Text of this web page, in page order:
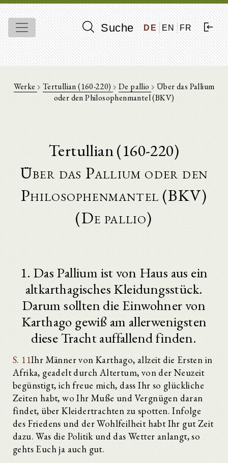
Suche DE EN FR
Werke Tertullian (160-220) De pallio Über das Pallium
oder den Philosophenmantel (BKV)
Tertullian (160-220)
Über das Pallium oder den
Philosophenmantel (BKV)
(De pallio)
1. Das Pallium ist von Haus aus ein
altkarthagisches Kleidungsstück.
Darum sollten die Einwohner von
Karthago gewiß am allerwenigsten
diese Tracht auffallend finden.
S. 11Ihr Männer von Karthago, allzeit die Ersten in
Afrika, geadelt durch Altertum, von der Neuzeit
begünstigt, ich freue mich, dass Ihr so glückliche
Zeiten habt, wo Ihr Muße und Vergnügen daran
findet, über Kleidertrachten zu spotten. Infolge
des Friedens und der Wohlfeilheit habt Ihr gut Zeit
dazu. Was die Politik und das Wetter anlangt, so
gehts Euch ja auch gut.